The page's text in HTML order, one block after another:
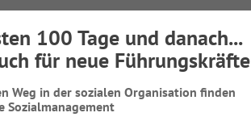
100 Tage und danach...
für neue Führungskräfte
Weg in der sozialen Organisation finden
Sozialmanagement